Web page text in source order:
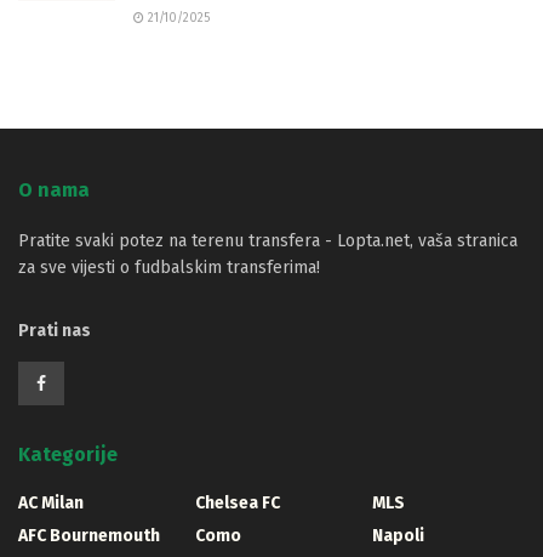
21/10/2025
O nama
Pratite svaki potez na terenu transfera - Lopta.net, vaša stranica
za sve vijesti o fudbalskim transferima!
Prati nas
Kategorije
AC Milan
AFC Bournemouth
Chelsea FC
Como
MLS
Napoli